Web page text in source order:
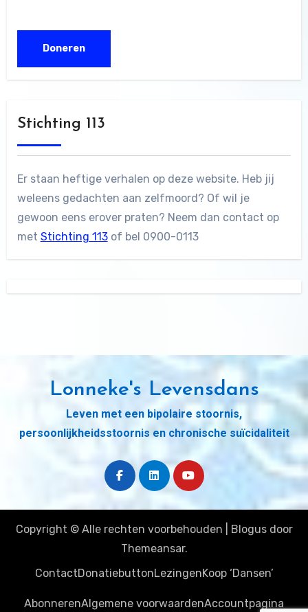
Stichting 113
Er staan heftige verhalen op deze website. Heb jij
weleens gedachten aan zelfmoord? Of wil je
gewoon eens erover praten? Neem dan contact op
met Stichting 113of bel 0900-0113
Lonneke's Levensdans
Leven met een bipolaire stoornis,
persoonlijkheidsstoornis en chronische suïcidaliteit
Copyright © Alle rechten voorbehouden Blogusdoor
Themeansar.
ContactDonatiebuttonLezingenKoop ‘Dansen’
AbonnerenAlgemene voorwaardenAccountpagina